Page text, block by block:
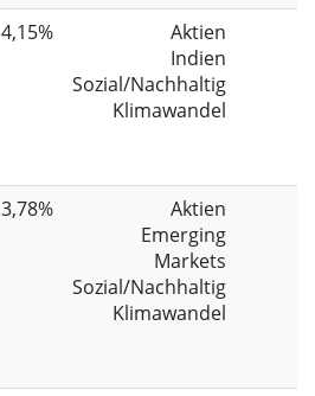
4,15%
Aktien
Indien
Sozial/Nachhaltig
Klimawandel
3,78%
Aktien
Emerging
Markets
Sozial/Nachhaltig
Klimawandel